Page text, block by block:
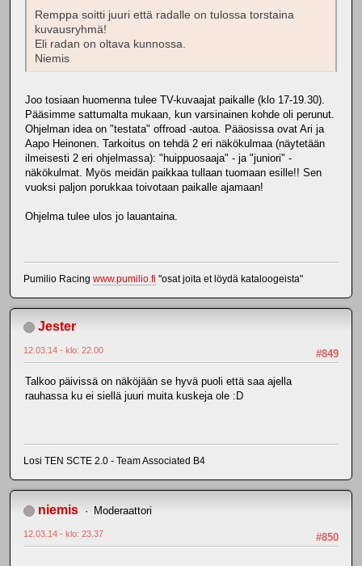
Remppa soitti juuri että radalle on tulossa torstaina
kuvausryhmä!
Eli radan on oltava kunnossa.
Niemis
Joo tosiaan huomenna tulee TV-kuvaajat paikalle (klo 17-19.30).
Pääsimme sattumalta mukaan, kun varsinainen kohde oli perunut.
Ohjelman idea on "testata" offroad -autoa. Pääosissa ovat Ari ja
Aapo Heinonen. Tarkoitus on tehdä 2 eri näkökulmaa (näytetään
ilmeisesti 2 eri ohjelmassa): "huippuosaaja" - ja "juniori" -
näkökulmat. Myös meidän paikkaa tullaan tuomaan esille!! Sen
vuoksi paljon porukkaa toivotaan paikalle ajamaan!
Ohjelma tulee ulos jo lauantaina.
Pumilio Racing www.pumilio.fi "osat joita et löydä kataloogeista"
Jester
#849
12.03.14 - klo: 22.00
Talkoo päivissä on näköjään se hyvä puoli että saa ajella
rauhassa ku ei siellä juuri muita kuskeja ole :D
Losi TEN SCTE 2.0 - Team Associated B4
niemis Moderaattori
#850
12.03.14 - klo: 23.37